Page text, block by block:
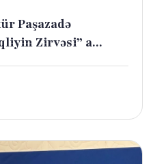
Paşazadə
Zirvəsi” a...